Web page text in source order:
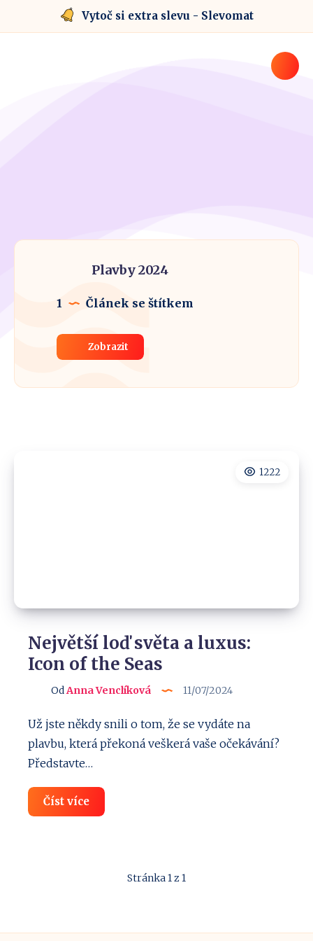
Vytoč si extra slevu - Slevomat
Plavby 2024
1 Článek se štítkem
Zobrazit
1222
Největší loď světa a luxus:
Icon of the Seas
OdAnna Venclíková 11/07/2024
Už jste někdy snili o tom, že se vydáte na
plavbu, která překoná veškerá vaše očekávání?
Představte…
Číst víceNejvětší
loď
Stránka 1 z 1